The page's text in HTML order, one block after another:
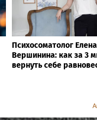
Психосоматолог Елена
Вершинина: как за 3
вернуть себе